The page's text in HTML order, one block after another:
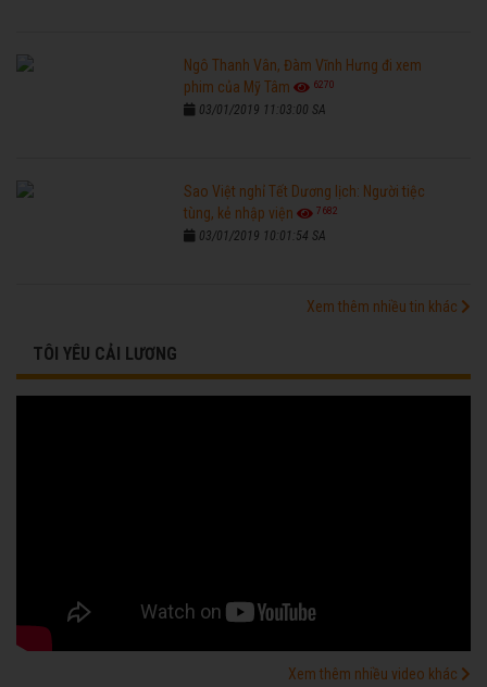
Ngô Thanh Vân, Đàm Vĩnh Hưng đi xem
phim của Mỹ Tâm
6270
03/01/2019 11:03:00 SA
Sao Việt nghỉ Tết Dương lịch: Người tiệc
tùng, kẻ nhập viện
7682
03/01/2019 10:01:54 SA
Xem thêm nhiều tin khác
TÔI YÊU CẢI LƯƠNG
Xem thêm nhiều video khác